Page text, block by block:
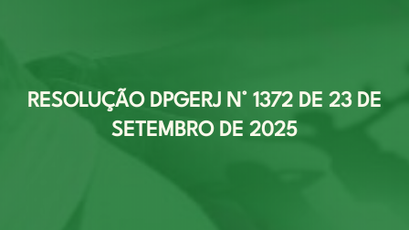
RESOLUÇÃO DPGERJ N° 1372 DE 23 DE
SETEMBRO DE 2025